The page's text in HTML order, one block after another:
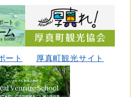
ート 厚真町観光サイト